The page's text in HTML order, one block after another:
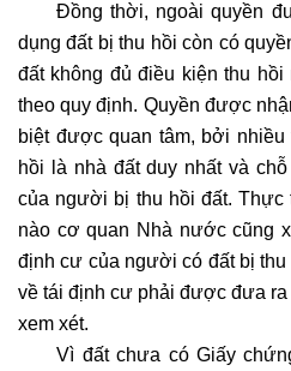
Đồng thời, ngoài quyền
dụng đất bị thu hồi còn có
đất không đủ điều kiện thu
theo quy định. Quyền được
biệt được quan tâm, bởi
hồi là nhà đất duy nhất và
của người bị thu hồi đất.
nào cơ quan Nhà nước cũng
định cư của người có đất bị
về tái định cư phải được đưa
xem xét.
Vì đất chưa có Giấy